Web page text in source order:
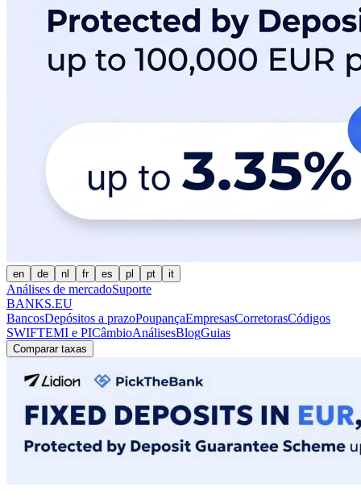
en de nl fr es pl pt it
Análises de mercadoSuporte
BANKS.EU
BancosDepósitos a prazoPoupançaEmpresasCorretorasCódigos
SWIFTEMI e PICâmbioAnálisesBlogGuias
Comparar taxas